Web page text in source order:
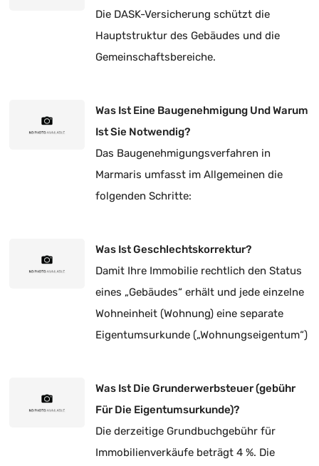
Die DASK-Versicherung schützt die
Hauptstruktur des Gebäudes und die
Gemeinschaftsbereiche.
Was Ist Eine Baugenehmigung Und Warum
Ist Sie Notwendig?
Das Baugenehmigungsverfahren in
Marmaris umfasst im Allgemeinen die
folgenden Schritte:
Was Ist Geschlechtskorrektur?
Damit Ihre Immobilie rechtlich den Status
eines „Gebäudes“ erhält und jede einzelne
Wohneinheit (Wohnung) eine separate
Eigentumsurkunde („Wohnungseigentum“)
Was Ist Die Grunderwerbsteuer (gebühr
Für Die Eigentumsurkunde)?
Die derzeitige Grundbuchgebühr für
Immobilienverkäufe beträgt 4 %. Die